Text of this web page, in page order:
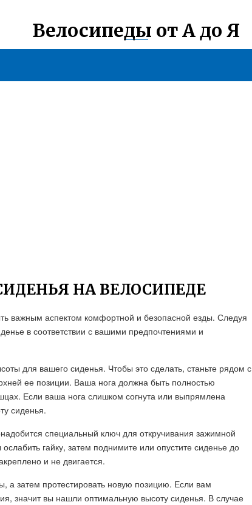
Велосипеды от А до Я
НА ВЕЛОСИПЕДЕ
важным аспектом комфортной и безопасной езды. Следуя
в соответствии с вашими предпочтениями и
для вашего сиденья. Чтобы это сделать, станьте рядом с
ее позиции. Ваша нога должна быть полностью
Если ваша нога слишком согнута или выпрямлена
сиденья.
специальный ключ для откручивания зажимной
гайку, затем поднимите или опустите сиденье до
и не двигается.
а затем протестировать новую позицию. Если вам
значит вы нашли оптимальную высоту сиденья. В случае